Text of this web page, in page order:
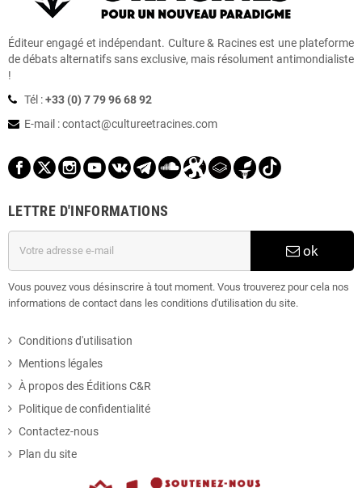
Novembre (26)
Octobre (35)
Septembre (31)
Août(21)
Mai(22)
Avril(64)
Éditeur engagé et indépendant. Culture & Racines est une plateforme
de débats alternatifs sans exclusive, mais résolument antimondialiste
!
Tél :+33 (0) 7 79 96 68 92
E-mail : contact@cultureetracines.com
LETTRE D'INFORMATIONS
ok
Vous pouvez vous désinscrire à tout moment. Vous trouverez pour cela nos
informations de contact dans les conditions d'utilisation du site.
Conditions d'utilisation
Mentions légales
À propos des Éditions C&R
Politique de confidentialité
Contactez-nous
Plan du site